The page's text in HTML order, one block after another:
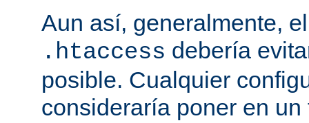
Aun así, generalmente,
.htaccess debería
posible. Cualquier
consideraría poner en